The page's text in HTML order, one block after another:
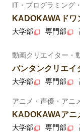
IT・プログラミング
KADOKAWAドワ
大学部 専門部
動画クリエイター・
バンタンクリエイ
大学部 専門部
アニメ・声優・アニ
KADOKAWAアニ
大学部 専門部